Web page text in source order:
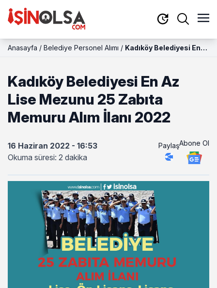
Anasayfa / Belediye Personel Alımı / Kadıköy Belediyesi En
İlanı 2022
Kadıköy Belediyesi En Az
Lise Mezunu 25 Zabıta
Memuru Alım İlanı 2022
16 Haziran 2022 - 16:53
Okuma süresi: 2 dakika
PaylaşAbone Ol